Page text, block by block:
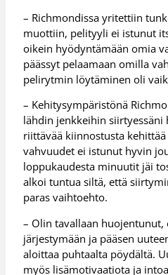
– Richmondissa yritettiin
muottiin, pelityyli ei istunut
oikein hyödyntämään omia
päässyt pelaamaan omilla
pelirytmin löytäminen oli
– Kehitysympäristönä
lähdin jenkkeihin siirtyessäni
riittävää kiinnostusta
vahvuudet ei istunut hyvin
loppukaudesta minuutit jäi
alkoi tuntua siltä, että
paras vaihtoehto.
– Olin tavallaan
järjestymään ja pääsen
aloittaa puhtaalta pöydältä.
myös lisämotivaatiota ja